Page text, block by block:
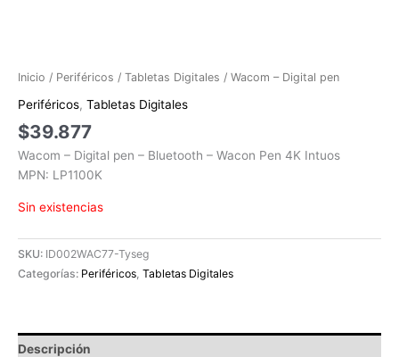
Inicio / Periféricos / Tabletas Digitales / Wacom – Digital pen
Periféricos, Tabletas Digitales
$39.877
Wacom – Digital pen – Bluetooth – Wacon Pen 4K Intuos
MPN: LP1100K
Sin existencias
SKU: ID002WAC77-Tyseg
Categorías: Periféricos, Tabletas Digitales
Descripción